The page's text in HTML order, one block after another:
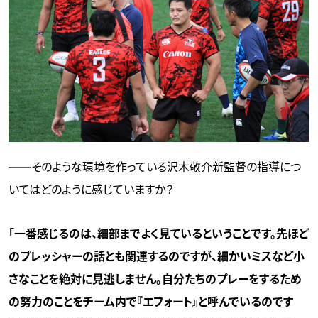
──そのような環境を作っている沢木敬介新監督の指導につ
いてはどのように感じていますか？
「一番感じるのは、細部までよく見ているということです。先ほど
のプレッシャーの話とも関連するのですが、細かいミスなど小
さなことを絶対に見逃しません。自分たちのプレーをするため
の努力のことをチーム内で『エフォート』と呼んでいるのです